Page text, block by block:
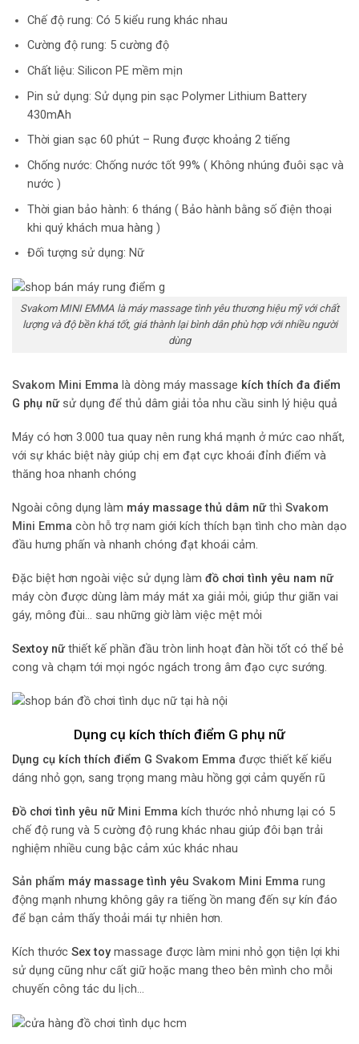
Chế độ rung: Có 5 kiểu rung khác nhau
Cường độ rung: 5 cường độ
Chất liệu: Silicon PE mềm mịn
Pin sử dụng: Sử dụng pin sạc Polymer Lithium Battery
430mAh
Thời gian sạc 60 phút – Rung được khoảng 2 tiếng
Chống nước: Chống nước tốt 99% ( Không nhúng đuôi sạc và
nước )
Thời gian bảo hành: 6 tháng ( Bảo hành bằng số điện thoại
khi quý khách mua hàng )
Đối tượng sử dụng: Nữ
Svakom MINI EMMA là máy massage tình yêu thương hiệu mỹ với chất
lượng và độ bền khá tốt, giá thành lại bình dân phù hợp với nhiều người
dùng
Svakom Mini Emma là dòng máy massage kích thích đa điểm
G phụ nữsử dụng để thủ dâm giải tỏa nhu cầu sinh lý hiệu quả
Máy có hơn 3.000 tua quay nên rung khá mạnh ở mức cao nhất,
với sự khác biệt này giúp chị em đạt cực khoái đỉnh điểm và
thăng hoa nhanh chóng
Ngoài công dụng làm máy massage thủ dâm nữthì Svakom
Mini Emma còn hỗ trợ nam giới kích thích bạn tình cho màn dạo
đầu hưng phấn và nhanh chóng đạt khoái cảm.
Đặc biệt hơn ngoài việc sử dụng làm đồ chơi tình yêu nam nữ
máy còn được dùng làm máy mát xa giải mỏi, giúp thư giãn vai
gáy, mông đùi… sau những giờ làm việc mệt mỏi
Sextoy nữthiết kế phần đầu tròn linh hoạt đàn hồi tốt có thể bẻ
cong và chạm tới mọi ngóc ngách trong âm đạo cực sướng.
Dụng cụ kích thích điểm G phụ nữ
Dụng cụ kích thích điểm G Svakom Emma được thiết kế kiểu
dáng nhỏ gọn, sang trọng mang màu hồng gợi cảm quyến rũ
Đồ chơi tình yêu nữMini Emma kích thước nhỏ nhưng lại có 5
chế độ rung và 5 cường độ rung khác nhau giúp đôi bạn trải
nghiệm nhiều cung bậc cảm xúc khác nhau
Sản phẩm máy massage tình yêu Svakom Mini Emma rung
động mạnh nhưng không gây ra tiếng ồn mang đến sự kín đáo
để bạn cảm thấy thoải mái tự nhiên hơn.
Kích thước Sex toy massage được làm mini nhỏ gọn tiện lợi khi
sử dụng cũng như cất giữ hoặc mang theo bên mình cho mỗi
chuyến công tác du lịch…